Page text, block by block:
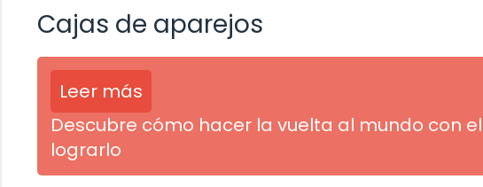
Cajas de aparejos
Leer más
Descubre cómo hacer la vuelta al mundo con
lograrlo